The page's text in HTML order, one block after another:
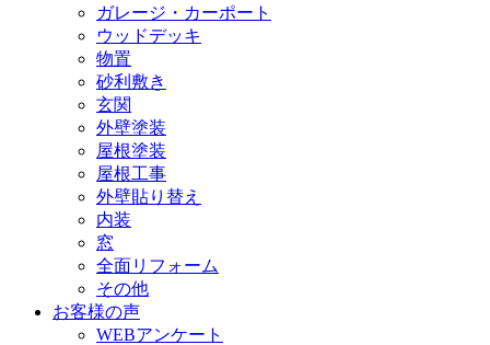
ガレージ・カーポート
ウッドデッキ
物置
砂利敷き
玄関
外壁塗装
屋根塗装
屋根工事
外壁貼り替え
内装
窓
全面リフォーム
その他
お客様の声
WEBアンケート